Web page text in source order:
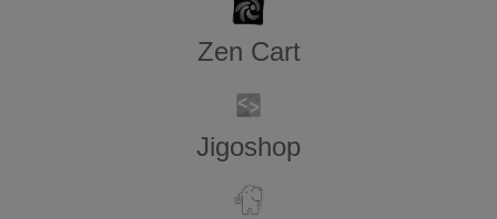
Zen​ ​Cart
Jigoshop